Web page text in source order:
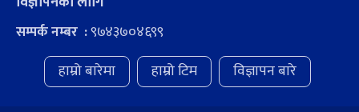
सम्पर्क नम्बर :९७४३७०४६९९
हाम्रो बारेमा
हाम्रो टिम विज्ञापन बारे